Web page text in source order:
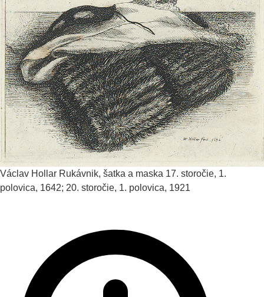
Václav Hollar Rukávnik, šatka a maska 17. storočie, 1.
polovica, 1642; 20. storočie, 1. polovica, 1921